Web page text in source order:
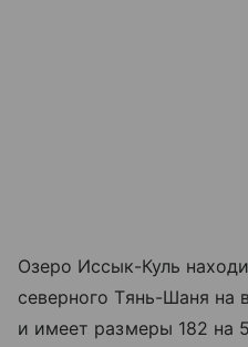
Озеро Иссык-Куль
северного Тянь-Шаня на
и имеет размеры 182 на